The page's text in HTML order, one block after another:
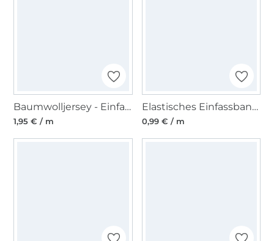
Baumwolljersey - Einfassband quer, altrosa
1,95 € / m
Elastisches Einfassband matt, wollweiss
0,99 € / m